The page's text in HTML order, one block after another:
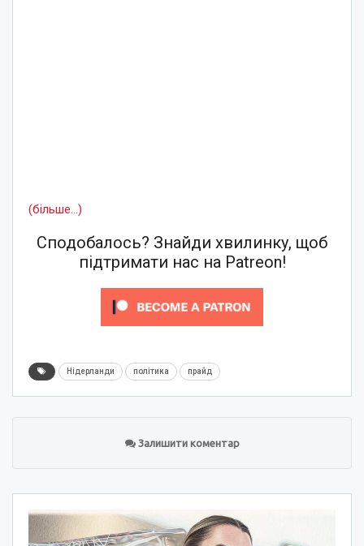
(більше…)
Сподобалось? Знайди хвилинку, щоб
підтримати нас на Patreon!
Нідерланди політика прайд
Залишити коментар